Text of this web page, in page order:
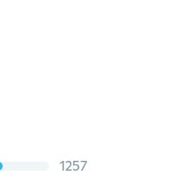
1257